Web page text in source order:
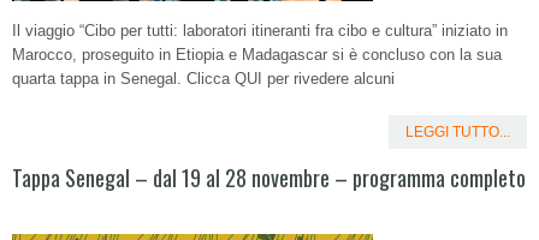
Il viaggio “Cibo per tutti: laboratori itineranti fra cibo e cultura” iniziato in
Marocco, proseguito in Etiopia e Madagascar si è concluso con la sua
quarta tappa in Senegal. Clicca QUI per rivedere alcuni
LEGGI TUTTO...
Tappa Senegal – dal 19 al 28 novembre – programma completo